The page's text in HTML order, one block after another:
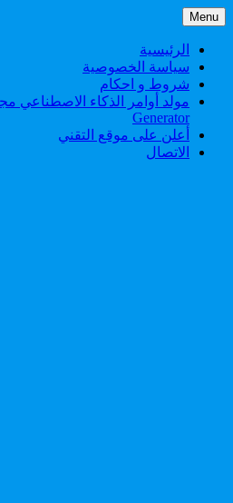
Skip
to
content
Menu
الرئيسية
سياسة الخصوصية
شروط و احكام
Generator
أعلن على موقع التقني
الاتصال